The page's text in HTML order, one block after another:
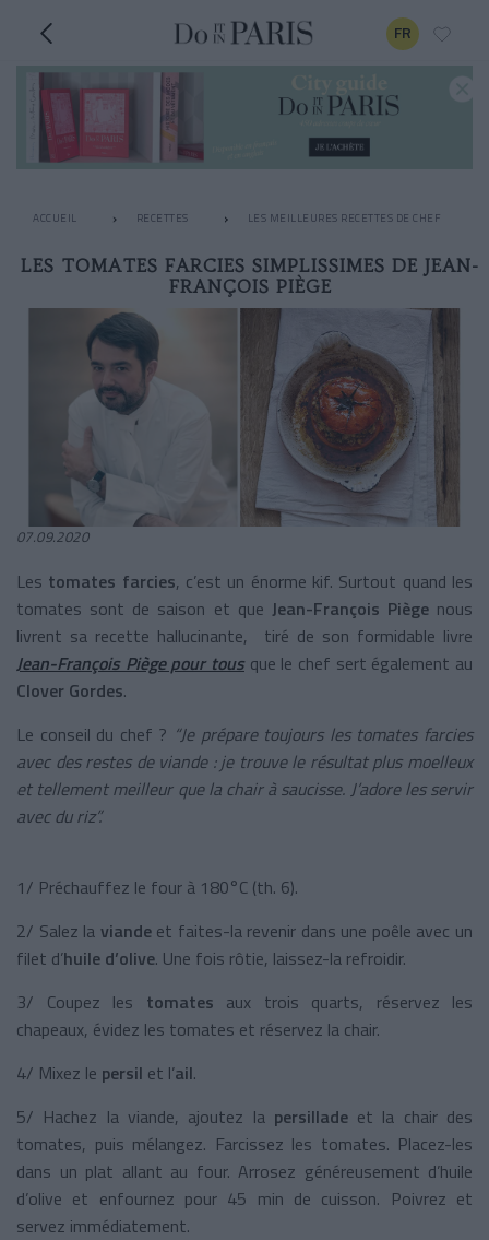
FR
ACCUEIL RECETTES LES MEILLEURES RECETTES DE CHEF
LES TOMATES FARCIES SIMPLISSIMES DE JEAN-
FRANÇOIS PIÈGE
07.09.2020
Les tomates farcies, c’est un énorme kif. Surtout quand les
tomates sont de saison et que Jean-François Piègenous
livrent sa recette hallucinante, tiré de son formidable livre
Jean-François Piège pour tous que le chef sert également au
Clover Gordes.
Le conseil du chef ? “Je prépare toujours les tomates farcies
avec des restes de viande : je trouve le résultat plus moelleux
et tellement meilleur que la chair à saucisse. J’adore les servir
avec du riz”.
1/ Préchauffez le four à 180°C (th. 6).
2/ Salez la viande et faites-la revenir dans une poêle avec un
filet d’huile d’olive. Une fois rôtie, laissez-la refroidir.
3/ Coupez les tomates aux trois quarts, réservez les
chapeaux, évidez les tomates et réservez la chair.
4/ Mixez le persil et l’ail.
5/ Hachez la viande, ajoutez la persillade et la chair des
tomates, puis mélangez. Farcissez les tomates. Placez-les
dans un plat allant au four. Arrosez généreusement d’huile
d’olive et enfournez pour 45 min de cuisson. Poivrez et
servez immédiatement.